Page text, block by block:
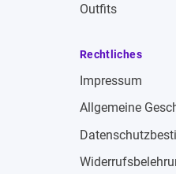
Outfits
Rechtliches
Impressum
Allgemeine